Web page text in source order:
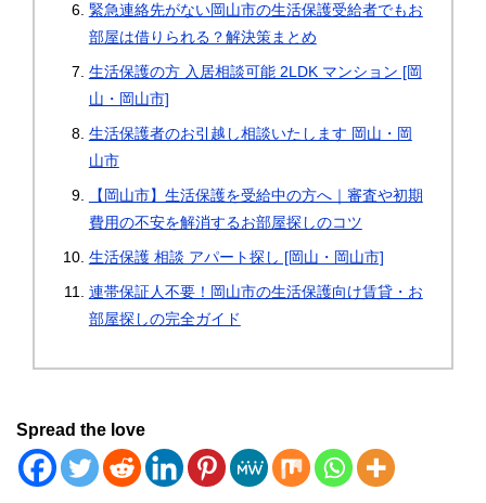
緊急連絡先がない岡山市の生活保護受給者でもお
部屋は借りられる？解決策まとめ
生活保護の方 入居相談可能 2LDK マンション [岡
山・岡山市]
生活保護者のお引越し相談いたします 岡山・岡
山市
【岡山市】生活保護を受給中の方へ｜審査や初期
費用の不安を解消するお部屋探しのコツ
生活保護 相談 アパート探し [岡山・岡山市]
連帯保証人不要！岡山市の生活保護向け賃貸・お
部屋探しの完全ガイド
Spread the love